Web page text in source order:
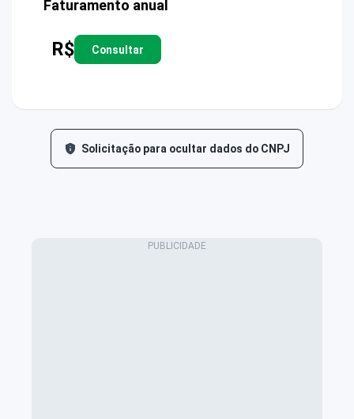
Faturamento anual
R$ Consultar
Solicitação para ocultar dados do CNPJ